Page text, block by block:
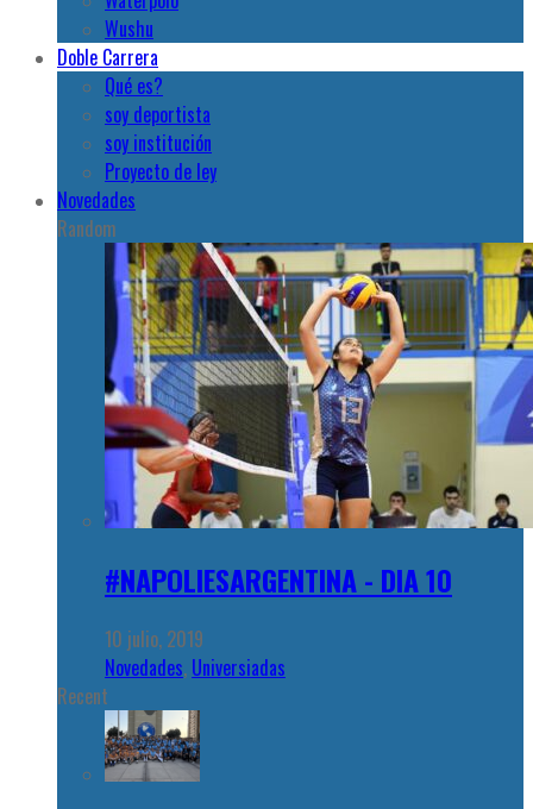
Wushu
Doble Carrera
Qué es?
soy deportista
soy institución
Proyecto de ley
Novedades
Random
#NAPOLIESARGENTINA - DIA 10
10 julio, 2019
Novedades, Universiadas
Recent